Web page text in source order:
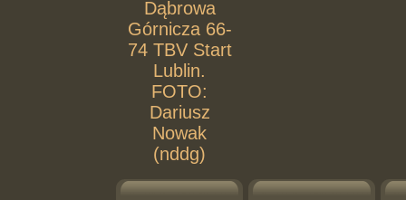
Dąbrowa
Górnicza 66-
74 TBV Start
Lublin.
FOTO:
Dariusz
Nowak
(nddg)